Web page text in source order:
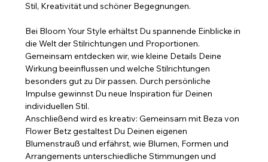
Stil, Kreativität und schöner Begegnungen.
Bei Bloom Your Style erhältst Du spannende Einblicke in
die Welt der Stilrichtungen und Proportionen.
Gemeinsam entdecken wir, wie kleine Details Deine
Wirkung beeinflussen und welche Stilrichtungen
besonders gut zu Dir passen. Durch persönliche
Impulse gewinnst Du neue Inspiration für Deinen
individuellen Stil.
Anschließend wird es kreativ: Gemeinsam mit Beza von
Flower Betz gestaltest Du Deinen eigenen
Blumenstrauß und erfährst, wie Blumen, Formen und
Arrangements unterschiedliche Stimmungen und